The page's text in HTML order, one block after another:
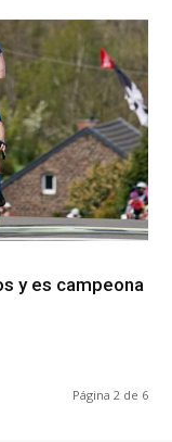
y es campeona
Página 2 de 6